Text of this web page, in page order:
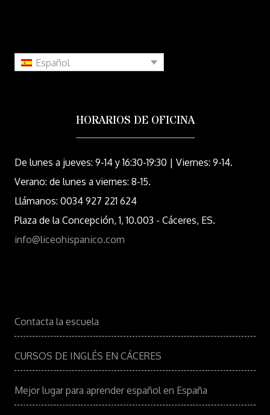
Español
HORARIOS DE OFICINA
De lunes a jueves: 9-14 y 16:30-19:30 | Viernes: 9-14.
Verano: de lunes a viernes: 8-15.
Llámanos: 0034 927 221 624
Plaza de la Concepción, 1, 10.003 - Cáceres, ES.
info@liceohispanico.com
Contacta la escuela
CURSOS DE INGLÉS EN CÁCERES
Mejor lugar para aprender español en España